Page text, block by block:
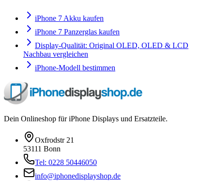
iPhone 7 Akku kaufen
iPhone 7 Panzerglas kaufen
Display-Qualität: Original OLED, OLED & LCD
Nachbau vergleichen
iPhone-Modell bestimmen
Dein Onlineshop für iPhone Displays und Ersatzteile.
Oxfrodstr 21
53111 Bonn
Tel: 0228 50446050
info@iphonedisplayshop.de